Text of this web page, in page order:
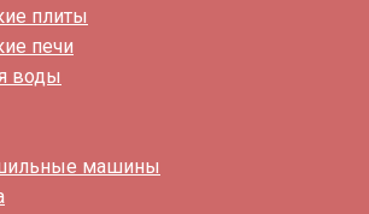
плиты
печи
воды
машины